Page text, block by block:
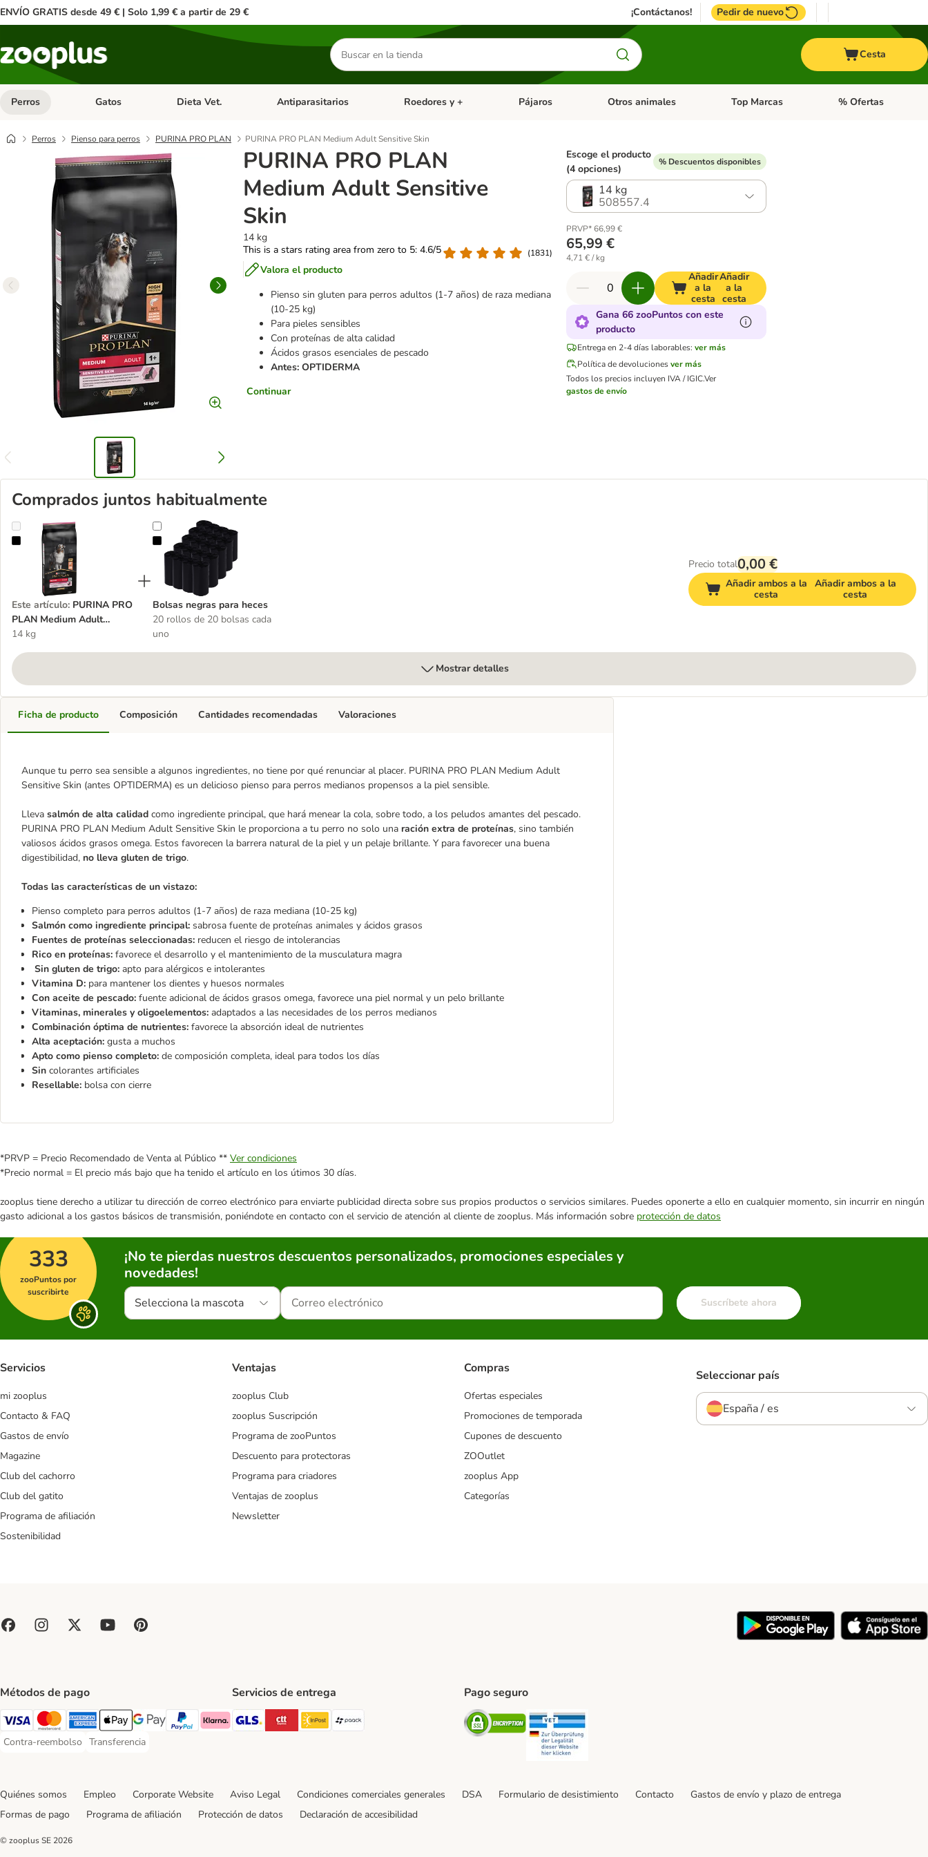
ENVÍO GRATIS desde 49 € | Solo 1,99 € a partir de 29 € ¡Contáctanos! Pedir de nuevo
Buscar
productos
Cesta
Perros Menú de categoria abierto: Perros
Gatos Menú de categoria abierto: Gatos
Dieta Vet. Menú de categoria abierto: Dieta Vet.
Antiparasitarios Menú de categoria abierto: Antiparasitarios
Roedores y + Menú de categoria abierto: Roedores y +
Pájaros Menú de categoria abierto: Pájaros
Otros animales Menú de categoria abierto: Otros animales
Top Marcas Menú de categoria
% Ofertas
Perros Pienso para perros PURINA PRO PLAN PURINA PRO PLAN Medium Adult Sensitive Skin
PURINA PRO PLAN
Medium Adult Sensitive
Skin
14 kg
This is a stars rating area from zero to 5: 4.6/5
(1831)
Valora el producto
Pienso sin gluten para perros adultos (1-7 años) de raza mediana
(10-25 kg)
Para pieles sensibles
Con proteínas de alta calidad
Ácidos grasos esenciales de pescado
Antes: OPTIDERMA
Continuar
Escoge el producto
(4 opciones)
% Descuentos disponibles
14 kg
508557.4
PRVP* 66,99 €
65,99 €
4,71 € / kg
Añadir
a la
cesta
Añadir
a la
cesta
Gana 66 zooPuntos con este
producto
Entrega en 2-4 días laborables: ver más
Política de devoluciones ver más
Todos los precios incluyen IVA / IGIC.Ver
gastos de envío
Comprados juntos habitualmente
PURINA PRO PLAN Medium Adult Sensitive Skin
Este artículo: PURINA PRO
PLAN Medium Adult
Sensitive Skin
14 kg
Bolsas negras para heces
Bolsas negras para heces
20 rollos de 20 bolsas cada
uno
Precio total0,00 €
Añadir ambos a la
cesta
Añadir ambos a la
cesta
Mostrar detalles
Ficha de producto
Aunque tu perro sea sensible a algunos ingredientes, no tiene por qué renunciar al placer. PURINA PRO PLAN Medium Adult
Sensitive Skin (antes OPTIDERMA) es un delicioso pienso para perros medianos propensos a la piel sensible.
Lleva salmón de alta calidad como ingrediente principal, que hará menear la cola, sobre todo, a los peludos amantes del pescado.
PURINA PRO PLAN Medium Adult Sensitive Skin le proporciona a tu perro no solo una ración extra de proteínas, sino también
valiosos ácidos grasos omega. Estos favorecen la barrera natural de la piel y un pelaje brillante. Y para favorecer una buena
digestibilidad, no lleva gluten de trigo.
Todas las características de un vistazo:
Pienso completo para perros adultos (1-7 años) de raza mediana (10-25 kg)
Salmón como ingrediente principal: sabrosa fuente de proteínas animales y ácidos grasos
Fuentes de proteínas seleccionadas: reducen el riesgo de intolerancias
Rico en proteínas: favorece el desarrollo y el mantenimiento de la musculatura magra
Sin gluten de trigo: apto para alérgicos e intolerantes
Vitamina D: para mantener los dientes y huesos normales
Con aceite de pescado: fuente adicional de ácidos grasos omega, favorece una piel normal y un pelo brillante
Vitaminas, minerales y oligoelementos: adaptados a las necesidades de los perros medianos
Combinación óptima de nutrientes: favorece la absorción ideal de nutrientes
Alta aceptación: gusta a muchos
Apto como pienso completo: de composición completa, ideal para todos los días
Sin colorantes artificiales
Resellable: bolsa con cierre
Composición Cantidades recomendadas Valoraciones
*PRVP = Precio Recomendado de Venta al Público ** Ver condiciones
*Precio normal = El precio más bajo que ha tenido el artículo en los útimos 30 días.
zooplus tiene derecho a utilizar tu dirección de correo electrónico para enviarte publicidad directa sobre sus propios productos o servicios similares. Puedes oponerte a ello en cualquier momento, sin incurrir en ningún
gasto adicional a los gastos básicos de transmisión, poniéndote en contacto con el servicio de atención al cliente de zooplus. Más información sobre protección de datos
333
zooPuntos por
suscribirte
¡No te pierdas nuestros descuentos personalizados, promociones especiales y
novedades!
Selecciona la mascota Suscríbete ahora
Servicios
mi zooplus
Contacto & FAQ
Gastos de envío
Magazine
Club del cachorro
Club del gatito
Programa de afiliación
Sostenibilidad
Ventajas
zooplus Club
zooplus Suscripción
Programa de zooPuntos
Descuento para protectoras
Programa para criadores
Ventajas de zooplus
Newsletter
Compras
Ofertas especiales
Promociones de temporada
Cupones de descuento
ZOOutlet
zooplus App
Categorías
Seleccionar país
España / es
Métodos de pago
Visa Payment Method
Mastercard Payment Method
American Express Payment Method
Apple Pay Payment Method
Google Pay Payment Method
PayPal Payment Method
Klarna Payment Method
Contra-reembolso
Contra-reembolso Payment Method
Transferencia
Transferencia Payment Method
Servicios de entrega
GLS Shipping Method
CTTExpress Shipping Method
InPost Shipping Method
paack Shipping Method
Pago seguro
Security
Quiénes somos Empleo Corporate Website Aviso Legal Condiciones comerciales generales DSA Formulario de desistimiento Contacto
Gastos de envío y plazo de entrega
Formas de pago
Programa de afiliación Protección de datos Declaración de accesibilidad
© zooplus SE 2026